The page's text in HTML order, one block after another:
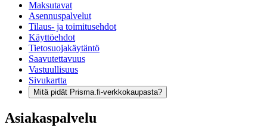
Maksutavat
Asennuspalvelut
Tilaus- ja toimitusehdot
Käyttöehdot
Tietosuojakäytäntö
Saavutettavuus
Vastuullisuus
Sivukartta
Mitä pidät Prisma.fi-verkkokaupasta?
Asiakaspalvelu